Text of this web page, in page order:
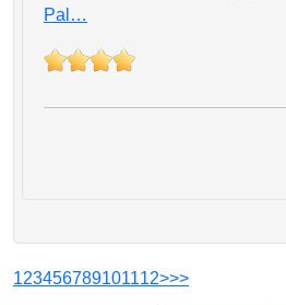
Pal…
123456789101112>>>